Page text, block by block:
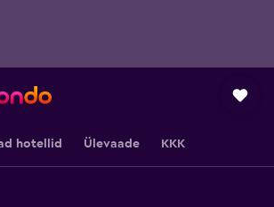
hotellid Ülevaade KKK